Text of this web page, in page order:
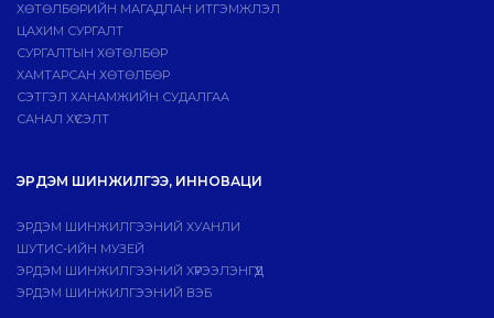
ХӨТӨЛБӨРИЙН МАГАДЛАН ИТГЭМЖЛЭЛ
ЦАХИМ СУРГАЛТ
СУРГАЛТЫН ХӨТӨЛБӨР
ХАМТАРСАН ХӨТӨЛБӨР
СЭТГЭЛ ХАНАМЖИЙН СУДАЛГАА
САНАЛ ХҮСЭЛТ
ЭРДЭМ ШИНЖИЛГЭЭ, ИННОВАЦИ
ЭРДЭМ ШИНЖИЛГЭЭНИЙ ХУАНЛИ
ШУТИС-ИЙН МУЗЕЙ
ЭРДЭМ ШИНЖИЛГЭЭНИЙ ХҮРЭЭЛЭНГҮҮД
ЭРДЭМ ШИНЖИЛГЭЭНИЙ ВЭБ